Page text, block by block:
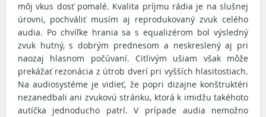
môj vkus dosť pomalé. Kvalita príjmu rádia je na slušnej
úrovni, pochváliť musím aj reprodukovaný zvuk celého
audia. Po chvíľke hrania sa s equalizérom bol výsledný
zvuk hutný, s dobrým prednesom a neskreslený aj pri
naozaj hlasnom počúvaní. Citlivým ušiam však môže
prekážať rezonácia z útrob dverí pri vyšších hlasitostiach.
Na audiosystéme je vidieť, že popri dizajne konštruktéri
nezanedbali ani zvukovú stránku, ktorá k imidžu takéhoto
autíčka jednoducho patrí. V prípade audia nemožno